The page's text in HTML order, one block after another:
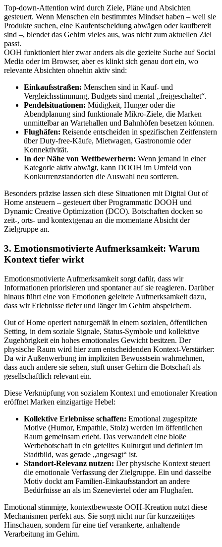
Top-down-Attention wird durch Ziele, Pläne und Absichten
gesteuert. Wenn Menschen ein bestimmtes Mindset haben – weil sie
Produkte suchen, eine Kaufentscheidung abwägen oder kaufbereit
sind –, blendet das Gehirn vieles aus, was nicht zum aktuellen Ziel
passt.
OOH funktioniert hier zwar anders als die gezielte Suche auf Social
Media oder im Browser, aber es klinkt sich genau dort ein, wo
relevante Absichten ohnehin aktiv sind:
Einkaufsstraßen: Menschen sind in Kauf- und
Vergleichsstimmung, Budgets sind mental „freigeschaltet“.
Pendelsituationen: Müdigkeit, Hunger oder die
Abendplanung sind funktionale Mikro-Ziele, die Marken
unmittelbar an Wartehallen und Bahnhöfen besetzen können.
Flughäfen: Reisende entscheiden in spezifischen Zeitfenstern
über Duty-free-Käufe, Mietwagen, Gastronomie oder
Konnektivität.
In der Nähe von Wettbewerbern: Wenn jemand in einer
Kategorie aktiv abwägt, kann DOOH im Umfeld von
Konkurrenzstandorten die Auswahl neu sortieren.
Besonders präzise lassen sich diese Situationen mit Digital Out of
Home ansteuern – gesteuert über Programmatic DOOH und
Dynamic Creative Optimization (DCO). Botschaften docken so
zeit-, orts- und kontextgenau an die momentane Absicht der
Zielgruppe an.
3. Emotionsmotivierte Aufmerksamkeit: Warum
Kontext tiefer wirkt
Emotionsmotivierte Aufmerksamkeit sorgt dafür, dass wir
Informationen priorisieren und spontaner auf sie reagieren. Darüber
hinaus führt eine von Emotionen geleitete Aufmerksamkeit dazu,
dass wir Erlebnisse tiefer und länger im Gehirn abspeichern.
Out of Home operiert naturgemäß in einem sozialen, öffentlichen
Setting, in dem soziale Signale, Status-Symbole und kollektive
Zugehörigkeit ein hohes emotionales Gewicht besitzen. Der
physische Raum wird hier zum entscheidenden Kontext-Verstärker:
Da wir Außenwerbung im impliziten Bewusstsein wahrnehmen,
dass auch andere sie sehen, stuft unser Gehirn die Botschaft als
gesellschaftlich relevant ein.
Diese Verknüpfung von sozialem Kontext und emotionaler Kreation
eröffnet Marken einzigartige Hebel:
Kollektive Erlebnisse schaffen: Emotional zugespitzte
Motive (Humor, Empathie, Stolz) werden im öffentlichen
Raum gemeinsam erlebt. Das verwandelt eine bloße
Werbebotschaft in ein geteiltes Kulturgut und definiert im
Stadtbild, was gerade „angesagt“ ist.
Standort-Relevanz nutzen: Der physische Kontext steuert
die emotionale Verfassung der Zielgruppe. Ein und dasselbe
Motiv dockt am Familien-Einkaufsstandort an andere
Bedürfnisse an als im Szeneviertel oder am Flughafen.
Emotional stimmige, kontextbewusste OOH-Kreation nutzt diese
Mechanismen perfekt aus. Sie sorgt nicht nur für kurzzeitiges
Hinschauen, sondern für eine tief verankerte, anhaltende
Verarbeitung im Gehirn.